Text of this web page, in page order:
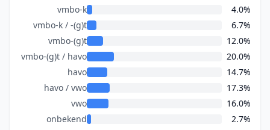
vmbo-k
4.0%
vmbo-k / -(g)t
6.7%
vmbo-(g)t
12.0%
vmbo-(g)t / havo
20.0%
havo
14.7%
havo / vwo
17.3%
vwo
16.0%
onbekend
2.7%